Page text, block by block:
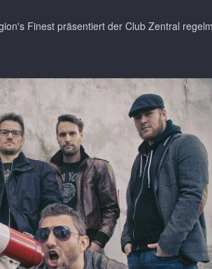
Finest präsentiert der Club Zentral